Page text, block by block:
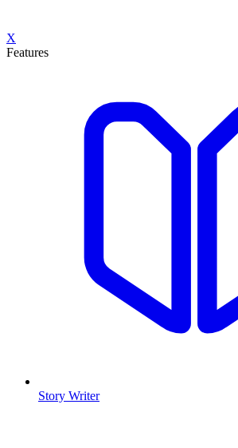
X
Features
Story Writer